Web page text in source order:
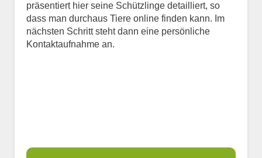
präsentiert hier seine Schützlinge detailliert, so
dass man durchaus Tiere online finden kann. Im
nächsten Schritt steht dann eine persönliche
Kontaktaufnahme an.